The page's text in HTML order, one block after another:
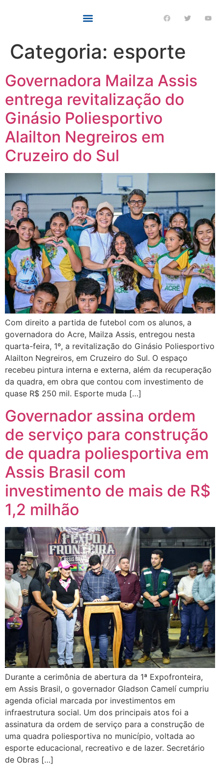
Categoria: esporte
Governadora Mailza Assis
entrega revitalização do
Ginásio Poliesportivo
Alailton Negreiros em
Cruzeiro do Sul
Com direito a partida de futebol com os alunos, a
governadora do Acre, Mailza Assis, entregou nesta
quarta-feira, 1º, a revitalização do Ginásio Poliesportivo
Alailton Negreiros, em Cruzeiro do Sul. O espaço
recebeu pintura interna e externa, além da recuperação
da quadra, em obra que contou com investimento de
quase R$ 250 mil. Esporte muda […]
Governador assina ordem
de serviço para construção
de quadra poliesportiva em
Assis Brasil com
investimento de mais de R$
1,2 milhão
Durante a cerimônia de abertura da 1ª Expofronteira,
em Assis Brasil, o governador Gladson Camelí cumpriu
agenda oficial marcada por investimentos em
infraestrutura social. Um dos principais atos foi a
assinatura da ordem de serviço para a construção de
uma quadra poliesportiva no município, voltada ao
esporte educacional, recreativo e de lazer. Secretário
de Obras […]